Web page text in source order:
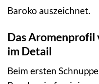
Baroko auszeichnet.
Das Aromenprofil
im Detail
Beim ersten